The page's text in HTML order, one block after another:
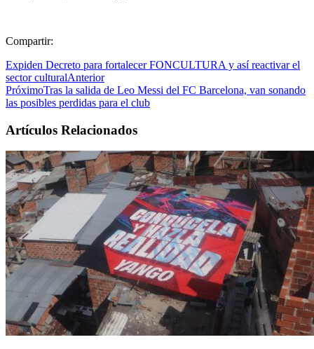
Compartir:
Expiden Decreto para fortalecer FONCULTURA y así reactivar el
sector culturalAnterior
PróximoTras la salida de Leo Messi del FC Barcelona, van sonando
las posibles perdidas para el club
Artículos Relacionados